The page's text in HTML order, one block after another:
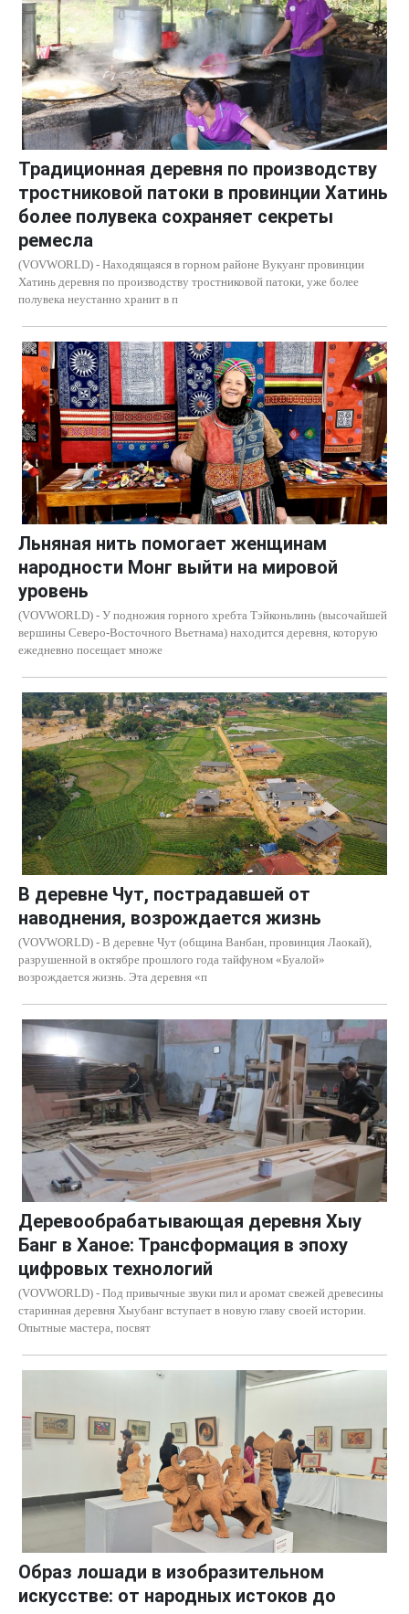
Традиционная деревня по производству
тростниковой патоки в провинции Хатинь
более полувека сохраняет секреты
ремесла
(VOVWORLD) - Находящаяся в горном районе Вукуанг провинции
Хатинь деревня по производству тростниковой патоки, уже более
полувека неустанно хранит в п
Льняная нить помогает женщинам
народности Монг выйти на мировой
уровень
(VOVWORLD) - У подножия горного хребта Тэйконьлинь (высочайшей
вершины Северо-Восточного Вьетнама) находится деревня, которую
ежедневно посещает множе
В деревне Чут, пострадавшей от
наводнения, возрождается жизнь
(VOVWORLD) - В деревне Чут (община Ванбан, провинция Лаокай),
разрушенной в октябре прошлого года тайфуном «Буалой»
возрождается жизнь. Эта деревня «п
Деревообрабатывающая деревня Хыу
Банг в Ханое: Трансформация в эпоху
цифровых технологий
(VOVWORLD) - Под привычные звуки пил и аромат свежей древесины
старинная деревня Хыубанг вступает в новую главу своей истории.
Опытные мастера, посвят
Образ лошади в изобразительном
искусстве: от народных истоков до